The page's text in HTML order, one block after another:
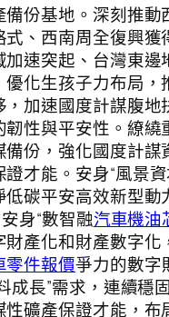
備份基地。深刻推動
式、西南周全復興獲
加速突起、台灣東邊
優化生孩子力布局，
，加速國度計謀腹地
韌性與平安性。繚繞
備份，強化國度計謀
才能。安身“風景資
碳平安高效新型動
安身“數智融汽車機油
財產化和財產數字化
零件報價爭力的數字
成長”需求，連續穩
礦產保證才能，布